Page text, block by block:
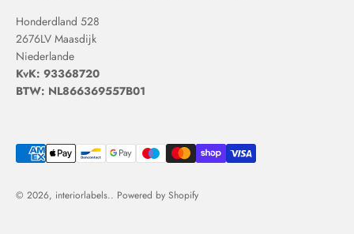
Honderdland 528
2676LV Maasdijk
Niederlande
KvK: 93368720
BTW: NL866369557B01
© 2026, interiorlabels.. Powered by Shopify